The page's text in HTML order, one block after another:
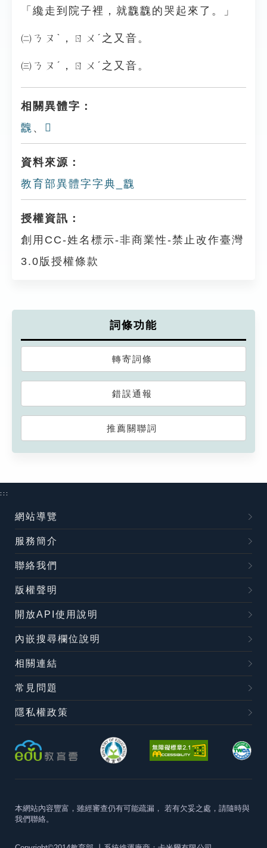
「纔走到院子裡，就䰰䰰的哭起來了。」
㈡ㄋㄡˋ，ㄖㄨˊ之又音。
㈢ㄋㄡˊ，ㄖㄨˊ之又音。
相關異體字：
䰭 、 𩴶
資料來源：
教育部異體字字典_䰰
授權資訊：
創用CC-姓名標示-非商業性-禁止改作臺灣
3.0版授權條款
詞條功能
轉寄詞條
錯誤通報
推薦關聯詞
:::
網站導覽
服務簡介
聯絡我們
版權聲明
開放API使用說明
內嵌搜尋欄位說明
相關連結
常見問題
隱私權政策
本網站內容豐富，雖經審查仍有可能疏漏， 若有欠妥之處，請隨時與
我們聯絡。